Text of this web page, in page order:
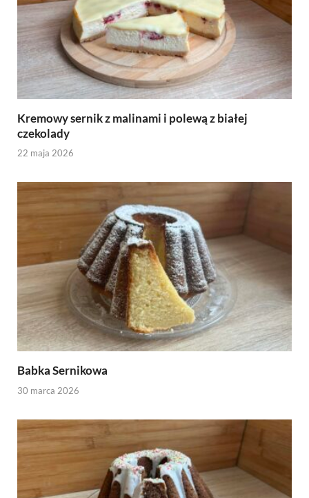
Kremowy sernik z malinami i polewą z białej
czekolady
22 maja 2026
Babka Sernikowa
30 marca 2026